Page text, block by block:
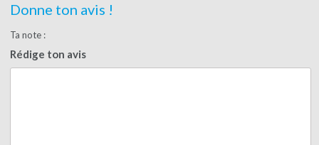
Donne ton avis !
Ta note :
Rédige ton avis